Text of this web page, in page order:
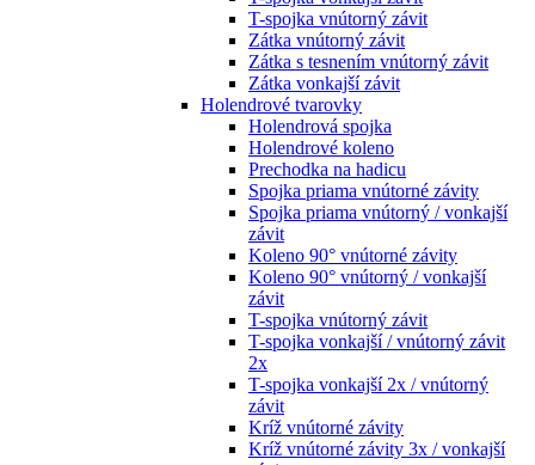
T-spojka vnútorný závit
Zátka vnútorný závit
Zátka s tesnením vnútorný závit
Zátka vonkajší závit
Holendrové tvarovky
Holendrová spojka
Holendrové koleno
Prechodka na hadicu
Spojka priama vnútorné závity
Spojka priama vnútorný / vonkajší
závit
Koleno 90° vnútorné závity
Koleno 90° vnútorný / vonkajší
závit
T-spojka vnútorný závit
T-spojka vonkajší / vnútorný závit
2x
T-spojka vonkajší 2x / vnútorný
závit
Kríž vnútorné závity
Kríž vnútorné závity 3x / vonkajší